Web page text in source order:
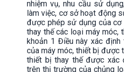
nhiệm vụ, nhu cầu sử
làm việc, cơ sở hoạt động
được phép sử dụng của cơ
thay thế các loại máy móc,
khoản 1 Điều này xác
của máy móc, thiết bị được
thiết bị thay thế được xác
trên thị trường của chủng